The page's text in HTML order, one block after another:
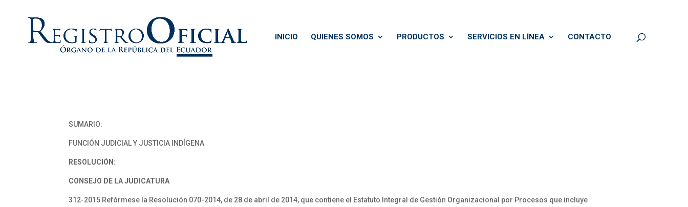
INICIO QUIENES SOMOS PRODUCTOS SERVICIOS EN LÍNEA CONTACTO
SUMARIO:
FUNCIÓN JUDICIAL Y JUSTICIA INDÍGENA
RESOLUCIÓN:
CONSEJO DE LA JUDICATURA
312-2015 Refórmese la Resolución 070-2014, de 28 de abril de 2014, que contiene el Estatuto Integral de Gestión Organizacional por Procesos que incluye